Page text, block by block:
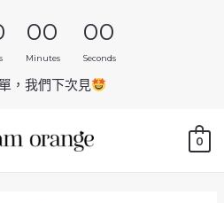
00
Minutes
00
Seconds
，我們下次見
0